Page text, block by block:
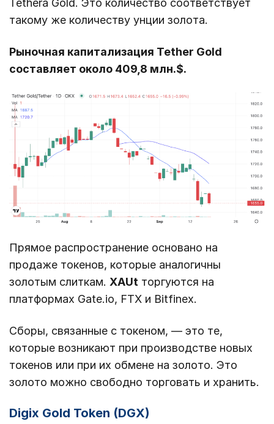
Tethera Gold. Это количество соответствует
такому же количеству унции золота.
Рыночная капитализация Tether Gold
составляет около 409,8 млн.$.
Прямое распространение основано на
продаже токенов, которые аналогичны
золотым слиткам. XAUt торгуются на
платформах Gate.io, FTX и Bitfinex.
Сборы, связанные с токеном, — это те,
которые возникают при производстве новых
токенов или при их обмене на золото. Это
золото можно свободно торговать и хранить.
Digix Gold Token (DGX)